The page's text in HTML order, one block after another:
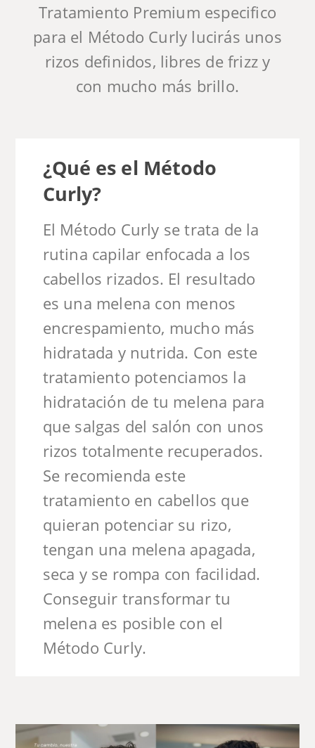
Tratamiento Premium especifico
para el Método Curly lucirás unos
rizos definidos, libres de frizz y
con mucho más brillo.
¿Qué es el Método
Curly?
El Método Curly se trata de la
rutina capilar enfocada a los
cabellos rizados. El resultado
es una melena con menos
encrespamiento, mucho más
hidratada y nutrida. Con este
tratamiento potenciamos la
hidratación de tu melena para
que salgas del salón con unos
rizos totalmente recuperados.
Se recomienda este
tratamiento en cabellos que
quieran potenciar su rizo,
tengan una melena apagada,
seca y se rompa con facilidad.
Conseguir transformar tu
melena es posible con el
Método Curly.